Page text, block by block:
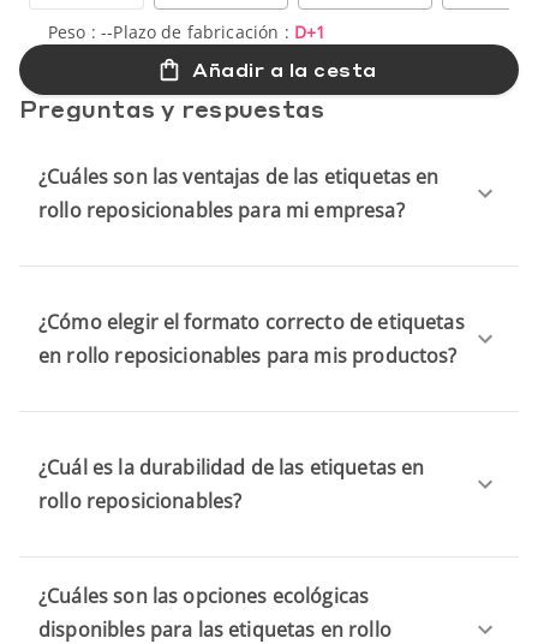
Peso :--Plazo de fabricación : D+1
Añadir a la cesta
Preguntas y respuestas
¿Cuáles son las ventajas de las etiquetas en
rollo reposicionables para mi empresa?
¿Cómo elegir el formato correcto de etiquetas
en rollo reposicionables para mis productos?
¿Cuál es la durabilidad de las etiquetas en
rollo reposicionables?
¿Cuáles son las opciones ecológicas
disponibles para las etiquetas en rollo